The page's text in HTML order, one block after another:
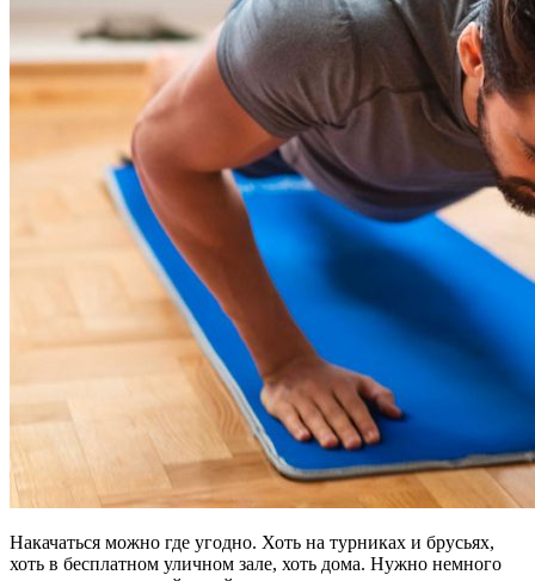
Накачаться можно где угодно. Хоть на турниках и брусьях,
хоть в бесплатном уличном зале, хоть дома. Нужно немного